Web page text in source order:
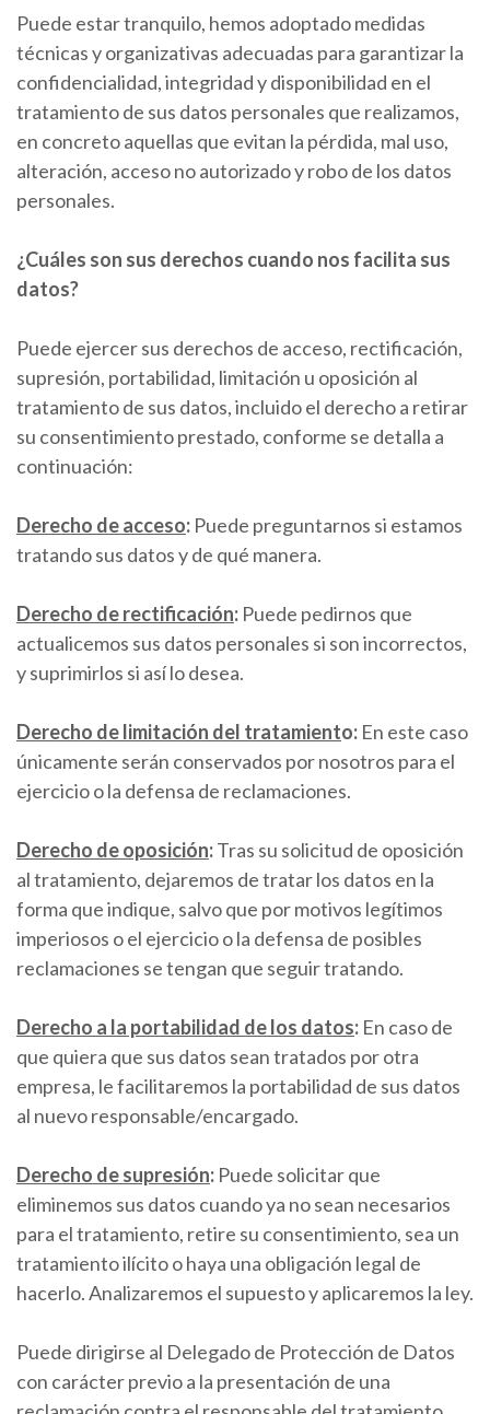
Puede estar tranquilo, hemos adoptado medidas
técnicas y organizativas adecuadas para garantizar la
confidencialidad, integridad y disponibilidad en el
tratamiento de sus datos personales que realizamos,
en concreto aquellas que evitan la pérdida, mal uso,
alteración, acceso no autorizado y robo de los datos
personales.
¿Cuáles son sus derechos cuando nos facilita sus
datos?
Puede ejercer sus derechos de acceso, rectificación,
supresión, portabilidad, limitación u oposición al
tratamiento de sus datos, incluido el derecho a retirar
su consentimiento prestado, conforme se detalla a
continuación:
Derecho de acceso: Puede preguntarnos si estamos
tratando sus datos y de qué manera.
Derecho de rectificación: Puede pedirnos que
actualicemos sus datos personales si son incorrectos,
y suprimirlos si así lo desea.
Derecho de limitación del tratamiento: En este caso
únicamente serán conservados por nosotros para el
ejercicio o la defensa de reclamaciones.
Derecho de oposición:Tras su solicitud de oposición
al tratamiento, dejaremos de tratar los datos en la
forma que indique, salvo que por motivos legítimos
imperiosos o el ejercicio o la defensa de posibles
reclamaciones se tengan que seguir tratando.
Derecho a la portabilidad de los datos: En caso de
que quiera que sus datos sean tratados por otra
empresa, le facilitaremos la portabilidad de sus datos
al nuevo responsable/encargado.
Derecho de supresión: Puede solicitar que
eliminemos sus datos cuando ya no sean necesarios
para el tratamiento, retire su consentimiento, sea un
tratamiento ilícito o haya una obligación legal de
hacerlo. Analizaremos el supuesto y aplicaremos la ley.
Puede dirigirse al Delegado de Protección de Datos
con carácter previo a la presentación de una